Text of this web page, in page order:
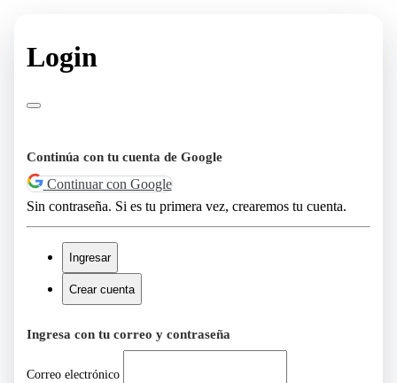
Login
Continúa con tu cuenta de Google
Continuar con Google
Sin contraseña. Si es tu primera vez, crearemos tu cuenta.
Ingresar
Crear cuenta
Ingresa con tu correo y contraseña
Correo electrónico